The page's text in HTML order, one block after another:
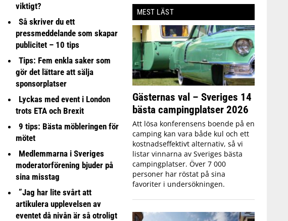
viktigt?
Så skriver du ett
pressmeddelande som skapar
publicitet – 10 tips
Tips: Fem enkla saker som
gör det lättare att sälja
sponsorplatser
Lyckas med event i London
trots ETA och Brexit
9 tips: Bästa möbleringen för
mötet
Medlemmarna i Sveriges
moderatorförening bjuder på
sina misstag
”Jag har lite svårt att
artikulera upplevelsen av
eventet då nivån är så otroligt
MEST LÄST
Gästernas val – Sveriges 14
bästa campingplatser 2026
Att lösa konferensens boende på en
camping kan vara både kul och ett
kostnadseffektivt alternativ, så vi
listar vinnarna av Sveriges bästa
campingplatser. Över 7 000
personer har röstat på sina
favoriter i undersökningen.